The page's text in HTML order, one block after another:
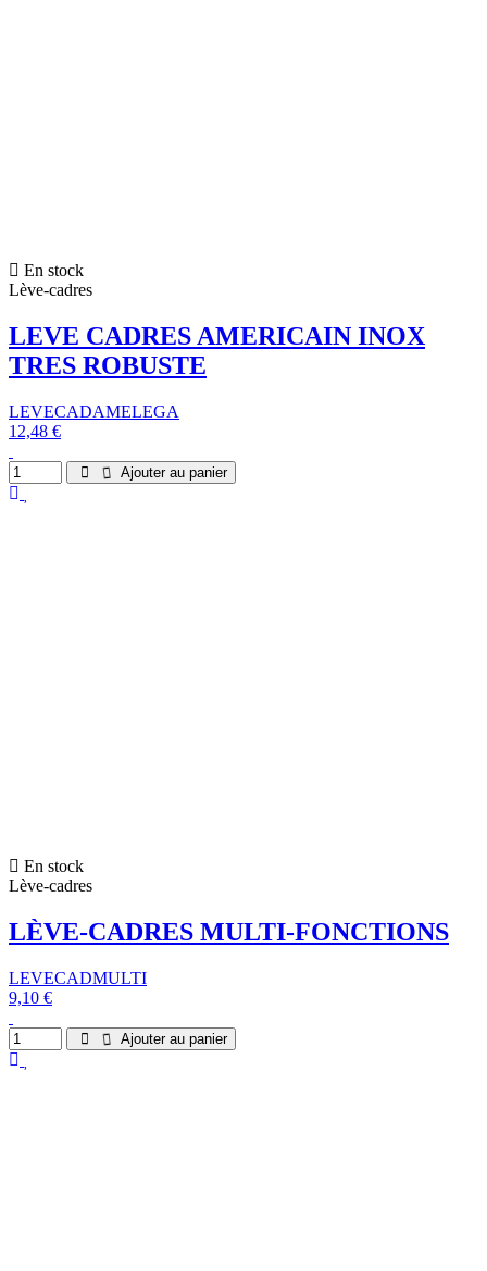
En stock
Lève-cadres
LEVE CADRES AMERICAIN INOX
TRES ROBUSTE
LEVECADAMELEGA
12,48 €
Ajouter au panier
En stock
Lève-cadres
LÈVE-CADRES MULTI-FONCTIONS
LEVECADMULTI
9,10 €
Ajouter au panier